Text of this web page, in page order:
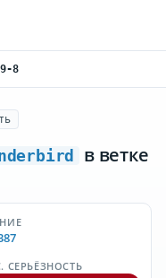
8
в ветке
СЕРЬЁЗНОСТЬ